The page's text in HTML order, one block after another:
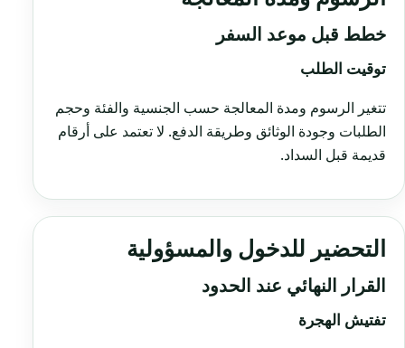
خطط قبل موعد السفر
توقيت الطلب
تتغير الرسوم ومدة المعالجة حسب الجنسية والفئة وحجم
الطلبات وجودة الوثائق وطريقة الدفع. لا تعتمد على أرقام
قديمة قبل السداد.
التحضير للدخول والمسؤولية
القرار النهائي عند الحدود
تفتيش الهجرة